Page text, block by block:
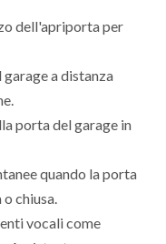
dell'apriporta per
a distanza
porta del garage in
quando la porta
chiusa.
vocali come